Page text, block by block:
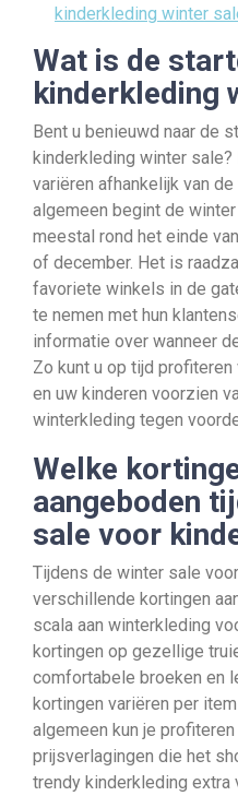
kinderkleding winter
Wat is de
kinderkleding
Bent u benieuwd naar de
kinderkleding winter sale?
variëren afhankelijk van
algemeen begint de
meestal rond het einde
of december. Het is
favoriete winkels in de
te nemen met hun
informatie over wanneer
Zo kunt u op tijd
en uw kinderen voorzien
winterkleding tegen
Welke
aangeboden
sale voor
Tijdens de winter sale
verschillende kortingen
scala aan winterkleding
kortingen op gezellige
comfortabele broeken en
kortingen variëren per
algemeen kun je
prijsverlagingen die het
trendy kinderkleding extra